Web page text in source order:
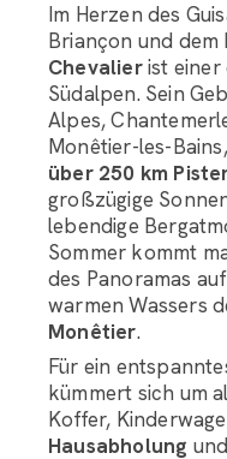
Im Herzen des
Briançon und
Chevalierist einer
Südalpen. Sein
Alpes,
Monêtier-les-
über 250 km
großzügige
lebendige
Sommer kommt
des Panoramas
warmen Wassers
Monêtier.
Für ein
kümmert sich um
Koffer,
Hausabholung und